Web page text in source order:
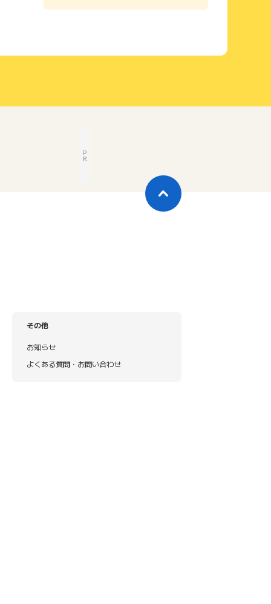
P
R
その他
お知らせ
よくある質問・お問い合わせ